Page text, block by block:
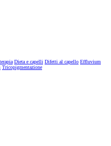
Dieta e capelli Difetti al capello Effluvium
Tricopigmentazione